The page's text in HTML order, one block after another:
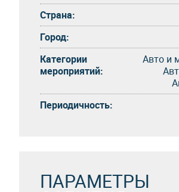
Страна:
Город:
Категории
мероприятий:
Авто и
Периодичность:
ПАРАМЕТРЫ